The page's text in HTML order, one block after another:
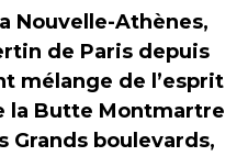
Nouvelle-Athènes,
de Paris depuis
mélange de l’esprit
la Butte Montmartre
boulevards,